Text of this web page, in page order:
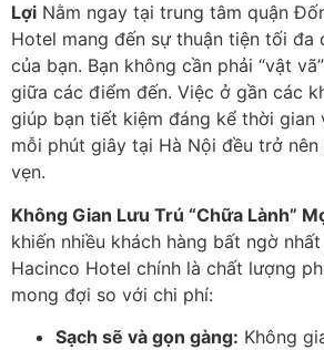
Lợi Nằm ngay tại trung tâm quận
Hotel mang đến sự thuận tiện tối đa
của bạn. Bạn không cần phải “vật
giữa các điểm đến. Việc ở gần các
giúp bạn tiết kiệm đáng kể thời gian
mỗi phút giây tại Hà Nội đều trở
vẹn.
Không Gian Lưu Trú “Chữa Lành”
khiến nhiều khách hàng bất ngờ
Hacinco Hotel chính là chất lượng
mong đợi so với chi phí:
Sạch sẽ và gọn gàng: Không